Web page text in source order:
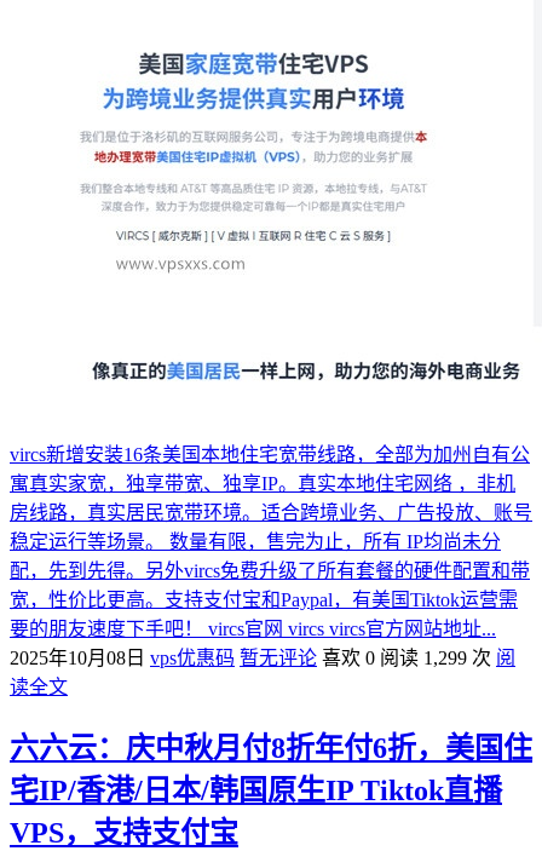
vircs新增安装16条美国本地住宅宽带线路，全部为加州自有公
寓真实家宽，独享带宽、独享IP。真实本地住宅网络 ，非机
房线路，真实居民宽带环境。适合跨境业务、广告投放、账号
稳定运行等场景。 数量有限，售完为止，所有 IP均尚未分
配，先到先得。另外vircs免费升级了所有套餐的硬件配置和带
宽，性价比更高。支持支付宝和Paypal，有美国Tiktok运营需
要的朋友速度下手吧！ vircs官网 vircs vircs官方网站地址...
2025年10月08日 vps优惠码 暂无评论 喜欢 0 阅读 1,299 次 阅
读全文
六六云：庆中秋月付8折年付6折，美国住
宅IP/香港/日本/韩国原生IP Tiktok直播
VPS，支持支付宝